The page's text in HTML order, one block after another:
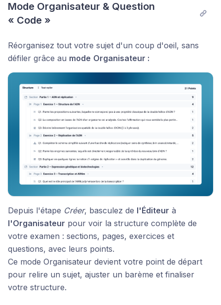
Mode Organisateur & Question
« Code »
Réorganisez tout votre sujet d'un coup d'oeil, sans
défiler grâce au mode Organisateur :
Depuis l'étape Créer, basculez de l'Éditeur à
l'Organisateur pour voir la structure complète de
votre examen : sections, pages, exercices et
questions, avec leurs points.
Ce mode Organisateur devient votre point de départ
pour relire un sujet, ajuster un barème et finaliser
votre structure.